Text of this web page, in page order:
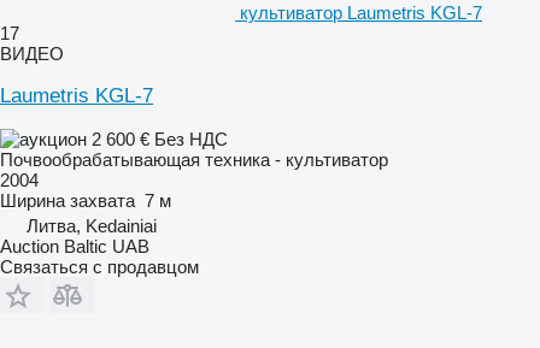
культиватор Laumetris KGL-7
17
ВИДЕО
Laumetris KGL-7
2 600 € Без НДС
Почвообрабатывающая техника - культиватор
2004
Ширина захвата 7 м
Литва, Kedainiai
Auction Baltic UAB
Связаться с продавцом